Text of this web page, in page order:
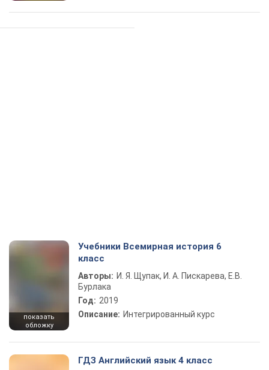
показать
обложку
Учебники Всемирная история 6
класс
Авторы: И. Я. Щупак, И. А. Пискарева, Е.В.
Бурлака
Год: 2019
Описание: Интегрированный курс
ГДЗ Английский язык 4 класс